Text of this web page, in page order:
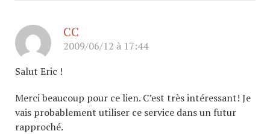
CC
2009/06/12 à 17:44
Salut Eric !
Merci beaucoup pour ce lien. C’est très intéressant! Je
vais probablement utiliser ce service dans un futur
rapproché.